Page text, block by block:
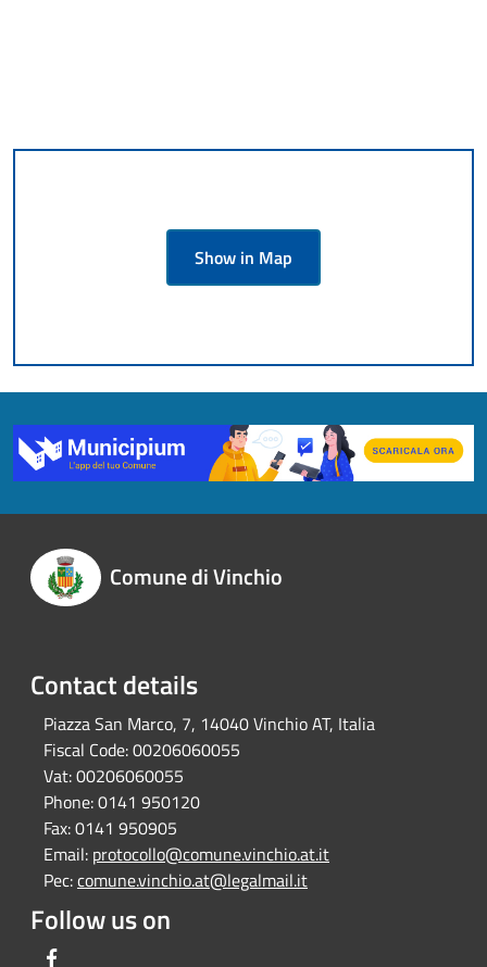
Show in Map
Comune di Vinchio
Contact details
Piazza San Marco, 7, 14040 Vinchio AT, Italia
Fiscal Code:00206060055
Vat:00206060055
Phone:0141 950120
Fax:0141 950905
Email: protocollo@comune.vinchio.at.it
Pec:comune.vinchio.at@legalmail.it
Follow us on